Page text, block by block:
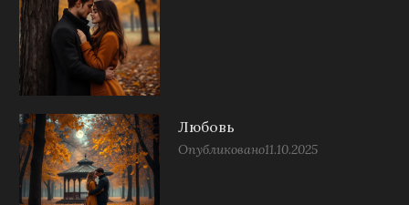
Любовь
Опубликовано11.10.2025